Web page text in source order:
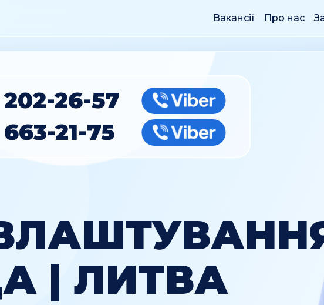
Вакансії Про нас
202-26-57 Viber
663-21-75 Viber
| ЛИТВА